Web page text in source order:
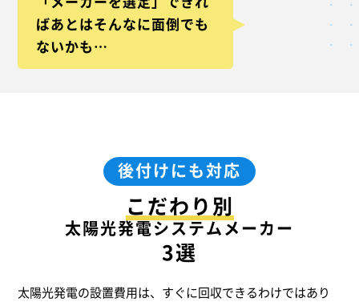
ばあとはそんなに面倒でも
ないかも…
後付けにも対応
こだわり別
太陽光発電システムメーカー
3選
太陽光発電の設置費用は、すぐに回収できるわけではあり